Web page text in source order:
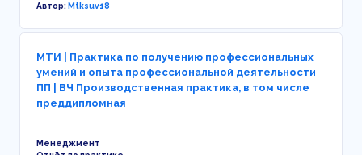
Автор:Mtksuv18
МТИ | Практика по получению профессиональных
умений и опыта профессиональной деятельности
ПП | ВЧ Производственная практика, в том числе
преддипломная
Менеджмент